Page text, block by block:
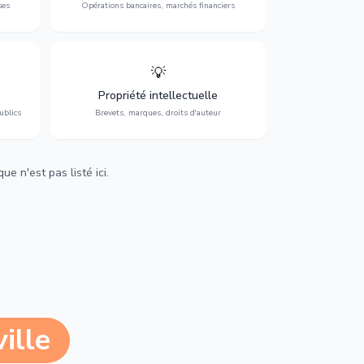
Opérations bancaires, marchés financiers
💡
Propriété intellectuelle
Brevets, marques, droits d'auteur
Protection de vos créations : brevets,
marques, droits d'auteur et lutte contre la
contrefaçon.
n'est pas listé ici.